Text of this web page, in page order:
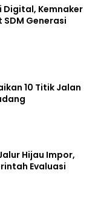
Kemnaker
SDM Generasi
10 Titik Jalan
Hijau Impor,
Evaluasi